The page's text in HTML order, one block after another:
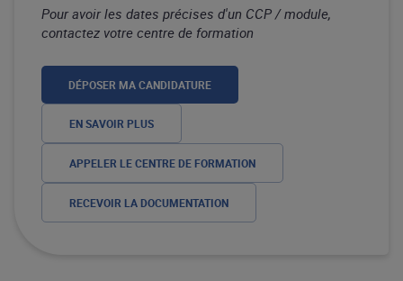
Pour avoir les dates précises d'un CCP / module,
contactez votre centre de formation
DÉPOSER MA CANDIDATURE
EN SAVOIR PLUS
APPELER LE CENTRE DE FORMATION
RECEVOIR LA DOCUMENTATION